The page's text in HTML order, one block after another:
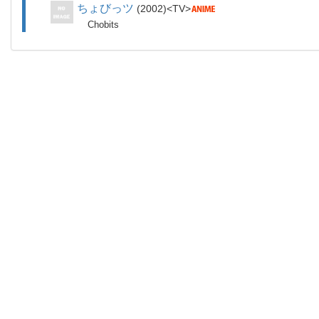
ちょびっツ 2002 TV
Chobits